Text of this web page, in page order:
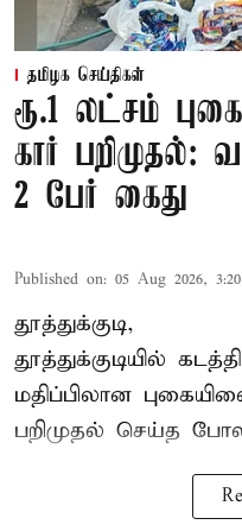
தமிழக செய்திகள்
ரூ.1 லட்சம்
கார் பறிமுதல்:
2 பேர் கைது
Published on: 05 Aug 2026,
தூத்துக்குடி,
தூத்துக்குடியில்
மதிப்பிலான
பறிமுதல் செய்த